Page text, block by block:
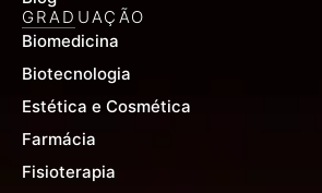
GRADUAÇÃO
Biomedicina
Biotecnologia
Estética e Cosmética
Farmácia
Fisioterapia